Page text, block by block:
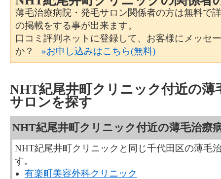
薄毛治療病院・発毛サロン関係者の方は無料で
の掲載をする事が出来ます。
口コミ評判ネットに登録して、お客様にメッセ
か？ »お申し込みはこちら(無料)
NHT紀尾井町クリニック付近の薄
サロンを探す
NHT紀尾井町クリニック付近の薄毛治療
NHT紀尾井町クリニックと同じ千代田区の薄毛
す。
有楽町美容外科クリニック